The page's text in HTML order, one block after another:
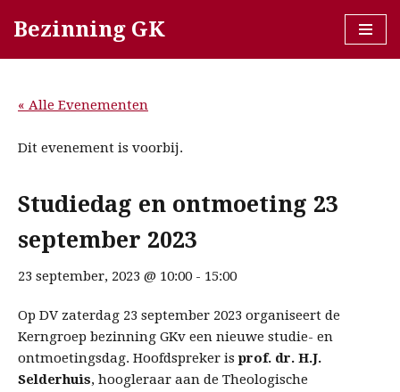
inhoud
Bezinning GK
« Alle Evenementen
Dit evenement is voorbij.
Studiedag en ontmoeting 23
september 2023
23 september, 2023 @ 10:00 - 15:00
Op DV zaterdag 23 september 2023 organiseert de
Kerngroep bezinning GKv een nieuwe studie- en
ontmoetingsdag. Hoofdspreker is prof. dr. H.J.
Selderhuis, hoogleraar aan de Theologische